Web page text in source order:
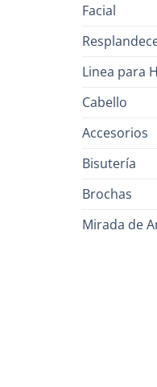
Facial
Linea para
Cabello
Accesorios
Bisutería
Brochas
Mirada de